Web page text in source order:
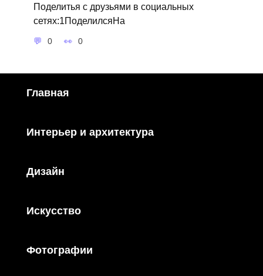
Поделитья с друзьями в социальных
сетях:1ПоделилсяНа
0 0
Главная
Интерьер и архитектура
Дизайн
Искусство
Фотографии